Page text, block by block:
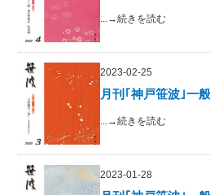
...→続きを読む
2023-02-25
月刊｢神戸笹波｣一
...→続きを読む
2023-01-28